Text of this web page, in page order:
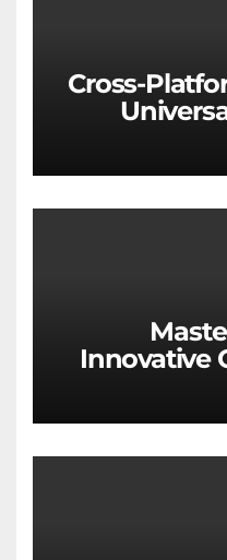
Cross-
Innovative